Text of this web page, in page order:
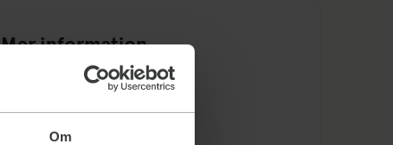
Om
Mer information
Regler för medlemmar
Integritetspolicy
Köpvillkor
Bokningsregler